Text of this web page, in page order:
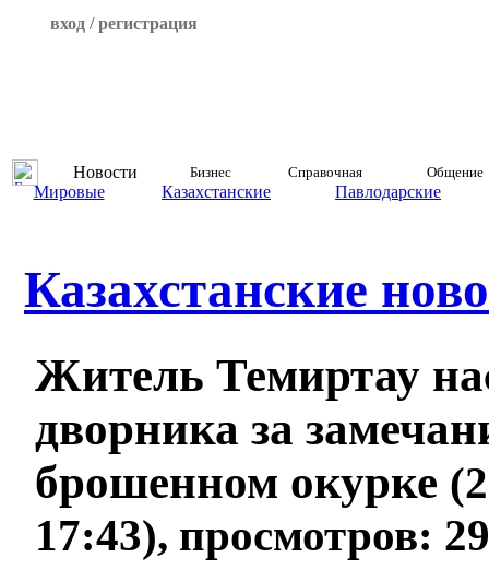
вход / регистрация
Новости Бизнес Справочная Общение
Мировые Казахстанские Павлодарские
Казахстанские
Житель Темиртау
дворника за
брошенном окурке
17:43), просмотров: